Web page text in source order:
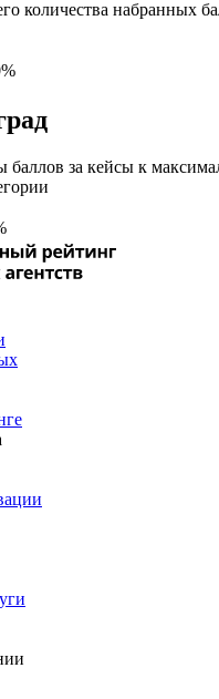
количества набранных
за кейсы к